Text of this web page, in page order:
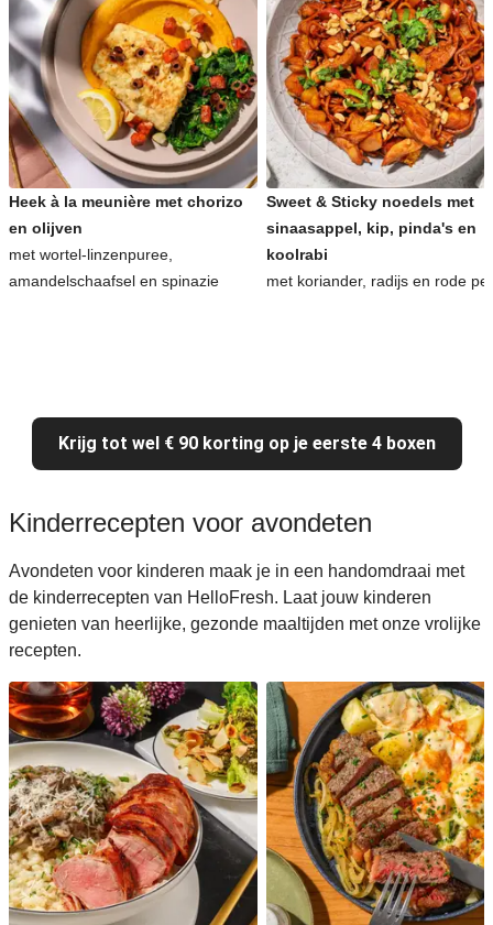
Heek à la meunière met chorizo
en olijven
met wortel-linzenpuree,
amandelschaafsel en spinazie
Sweet & Sticky noedels met
sinaasappel, kip, pinda's en
koolrabi
met koriander, radijs en rode
Krijg tot wel € 90 korting op je eerste 4 boxen
Kinderrecepten voor avondeten
Avondeten voor kinderen maak je in een handomdraai met
de kinderrecepten van HelloFresh. Laat jouw kinderen
genieten van heerlijke, gezonde maaltijden met onze vrolijke
recepten.